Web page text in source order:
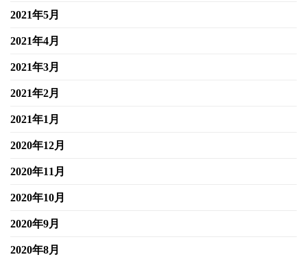
2021年5月
2021年4月
2021年3月
2021年2月
2021年1月
2020年12月
2020年11月
2020年10月
2020年9月
2020年8月